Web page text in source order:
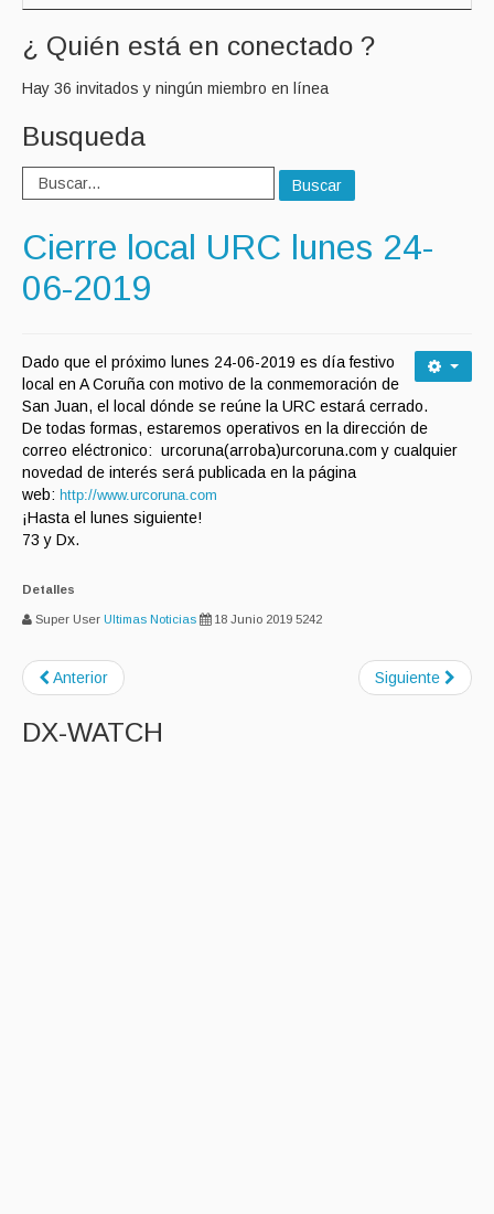
¿ Quién está en conectado ?
Hay 36 invitados y ningún miembro en línea
Busqueda
Buscar
Cierre local URC lunes 24-
06-2019
Dado que el próximo lunes 24-06-2019 es día festivo
local en A Coruña con motivo de la conmemoración de
San Juan, el local dónde se reúne la URC estará cerrado.
De todas formas, estaremos operativos en la dirección de
correo eléctronico: urcoruna(arroba)urcoruna.com y cualquier
novedad de interés será publicada en la página
web: http://www.urcoruna.com
¡Hasta el lunes siguiente!
73 y Dx.
Detalles
Super User Ultimas Noticias 18 Junio 2019 5242
Anterior Siguiente
DX-WATCH